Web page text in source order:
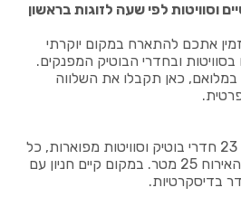
וסוויטות לפי שעה לזוגות בראשון
אתכם להתארח במקום יוקרתי
ובחדרי הבוטיק המפנקים.
במלואם, כאן תקבלו את השלווה
במלון הברון ממתינים לכם 23 חדרי בוטיק וסוויטות מפוארות, כל
הסוויטות כ35 מטר וחדרי האירוח 25 מטר. במקום קיים חניון עם
בדיסקרטיות.